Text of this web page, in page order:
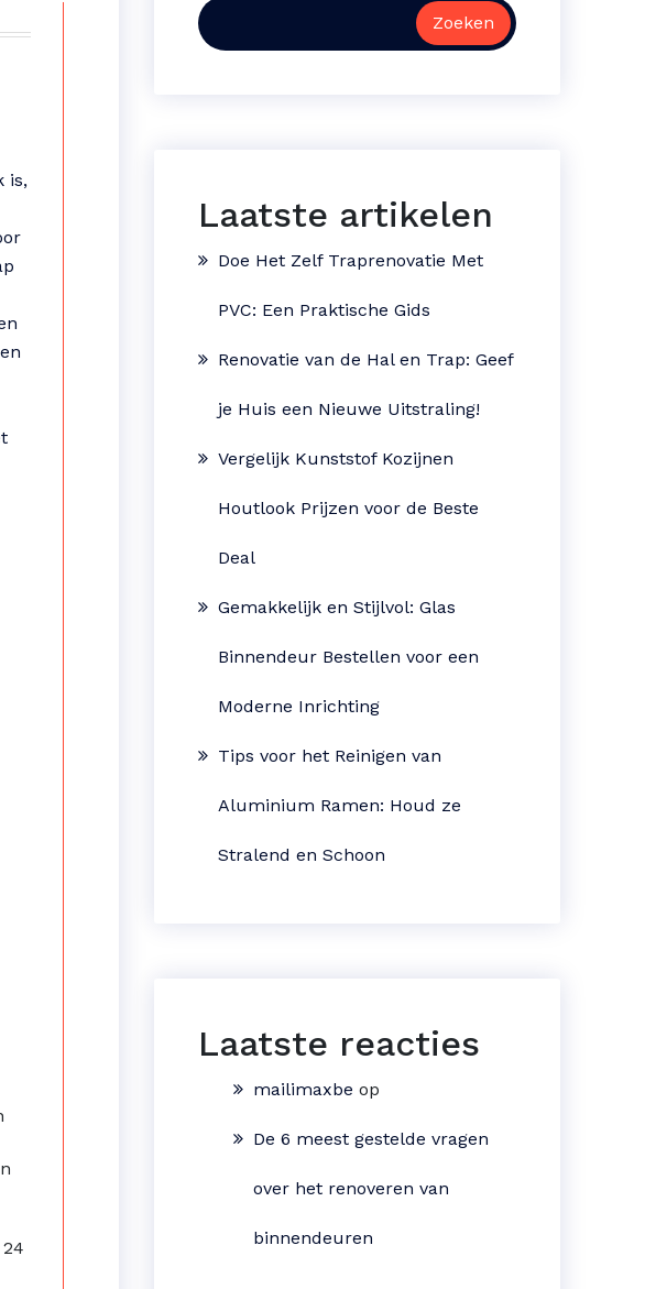
is,
Zoeken
Laatste artikelen
Doe Het Zelf Traprenovatie Met
PVC: Een Praktische Gids
Renovatie van de Hal en Trap: Geef
je Huis een Nieuwe Uitstraling!
Vergelijk Kunststof Kozijnen
Houtlook Prijzen voor de Beste
Deal
Gemakkelijk en Stijlvol: Glas
Binnendeur Bestellen voor een
Moderne Inrichting
Tips voor het Reinigen van
Aluminium Ramen: Houd ze
Stralend en Schoon
Laatste reacties
mailimaxbe op
De 6 meest gestelde vragen
over het renoveren van
binnendeuren